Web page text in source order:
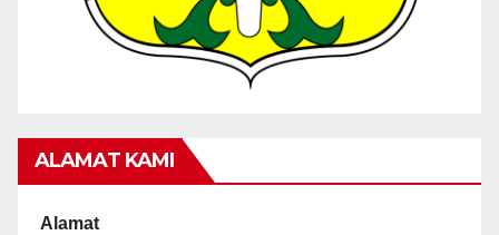
ALAMAT KAMI
Alamat